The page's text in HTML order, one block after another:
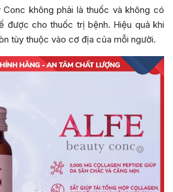
không phải là thuốc và không có
được cho thuốc trị bệnh. Hiệu quả khi
tùy thuộc vào cơ địa của mỗi người.